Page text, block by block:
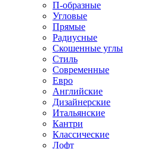
П-образные
Угловые
Прямые
Радиусные
Скошенные углы
Стиль
Современные
Евро
Английские
Дизайнерские
Итальянские
Кантри
Классические
Лофт